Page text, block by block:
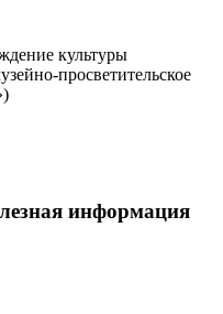
культуры
просветительское
информация